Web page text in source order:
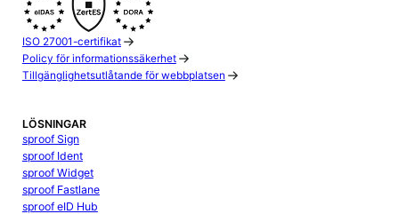
ISO 27001-certifikat
Policy för informationssäkerhet
Tillgänglighetsutlåtande för webbplatsen
LÖSNINGAR
sproof Sign
sproof Ident
sproof Widget
sproof Fastlane
sproof eID Hub